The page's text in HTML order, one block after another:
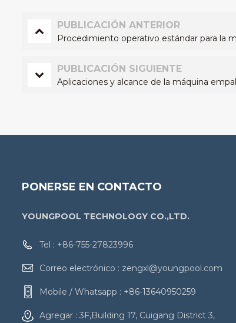
PUBLICACIÓN ANTERIOR
Procedimiento operativo estándar para la
PUBLICACIÓN SIGUIENTE
Aplicaciones y alcance de la máquina
PONERSE EN CONTACTO
YOUNGPOOL TECHNOLOGY CO.,LTD.
Tel : +86-755-27823996
Correo electrónico : zengxl@youngpool.com
Mobile / Whatsapp : +86-13640950259
Agregar : 3F,Building 17, Cuigang District 3,